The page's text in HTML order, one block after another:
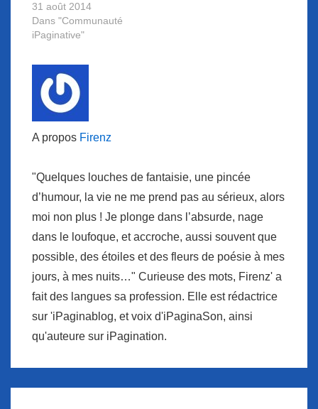
31 août 2014
Dans "Communauté
iPaginative"
A propos Firenz
"Quelques louches de fantaisie, une pincée
d’humour, la vie ne me prend pas au sérieux, alors
moi non plus ! Je plonge dans l’absurde, nage
dans le loufoque, et accroche, aussi souvent que
possible, des étoiles et des fleurs de poésie à mes
jours, à mes nuits…" Curieuse des mots, Firenz' a
fait des langues sa profession. Elle est rédactrice
sur 'iPaginablog, et voix d'iPaginaSon, ainsi
qu'auteure sur iPagination.